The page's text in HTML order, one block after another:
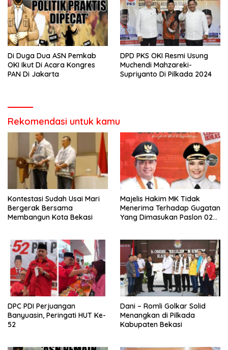
Di Duga Dua ASN Pemkab
OKI Ikut Di Acara Kongres
PAN Di Jakarta
DPD PKS OKI Resmi Usung
Muchendi Mahzareki-
Supriyanto Di Pilkada 2024
Rekomendasi untuk kamu
Kontestasi Sudah Usai Mari
Bergerak Bersama
Membangun Kota Bekasi
Majelis Hakim MK Tidak
Menerima Terhadap Gugatan
Yang Dimasukan Paslon 02
DPC PDI Perjuangan
Banyuasin, Peringati HUT Ke-
52
Dani – Romli Golkar Solid
Menangkan di Pilkada
Kabupaten Bekasi